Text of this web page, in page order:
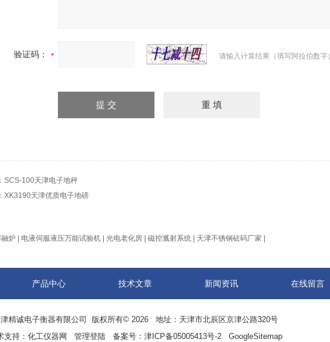
验证码： 请输入计算结果（填写阿拉伯数字
SCS-100天津电子地秤
XK3190天津优质电子地磅
炉 电液伺服液压万能试验机 光电老化房 磁控溅射系统 天津不锈钢砝码厂家
产品中心 技术文章 新闻资讯 在线留言
津精诚电子衡器有限公司 版权所有© 2026 地址：天津市北辰区京津公路320号
支持： 化工仪器网 管理登陆 备案号：津ICP备05005413号-2 GoogleSitemap